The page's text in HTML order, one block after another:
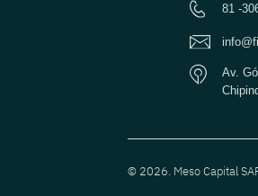
81 -
Av.
© 2026. Meso Capital